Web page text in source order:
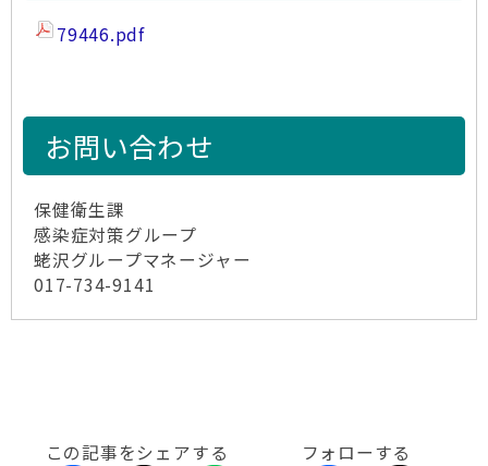
79446.pdf
お問い合わせ
保健衛生課
感染症対策グループ
蛯沢グループマネージャー
017-734-9141
この記事をシェアする フォローする